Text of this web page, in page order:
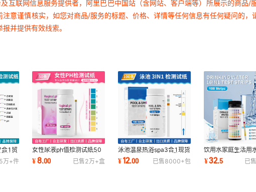
互联网信息服务提供者，阿里巴巴中国站（含网站、客户端等）所展示的商
意谨慎核实，如您对商品/服务的标题、价格、详情等任何信息有任何疑问的
并提供有效线索。
1贸
热销
5万+件
女性尿液ph值检测试纸50
条100条装跨境电商畅销品
现货订货测试条
¥8.00 已售2万+盒
泳池温泉热浴spa3合1现货
100条检测试纸亚马逊跨境
电商泳池测试纸
¥12.00 已售8000+包
饮用水家庭生活用
16in1亚马逊跨境
检测试纸测试条
¥32.5 已售